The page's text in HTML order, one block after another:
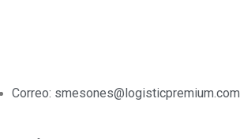
Correo: smesones@logisticpremium.com